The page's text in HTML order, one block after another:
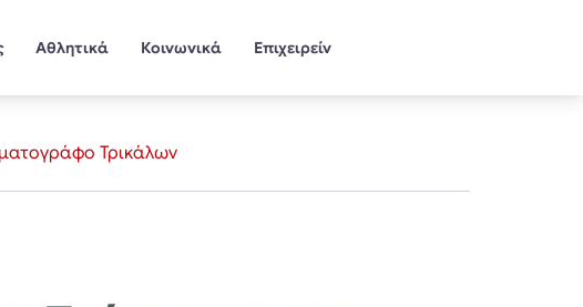
Αθλητικά Κοινωνικά Επιχειρείν
Τρικάλων